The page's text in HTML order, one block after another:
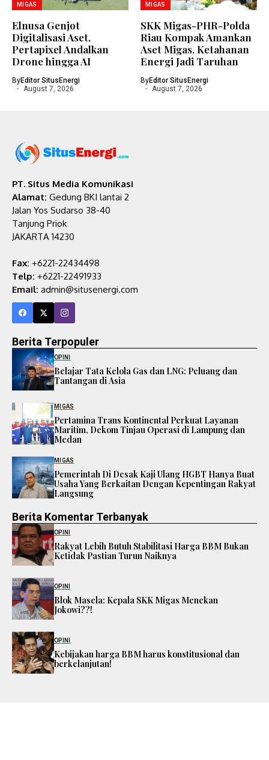
MIGAS
Elnusa Genjot
Digitalisasi Aset,
Pertapixel Andalkan
Drone hingga AI
ByEditor SitusEnergi
August 7, 2026
MIGAS
SKK Migas-PHR-Polda
Riau Kompak Amankan
Aset Migas, Ketahanan
Energi Jadi Taruhan
ByEditor SitusEnergi
August 7, 2026
PT. Situs Media Komunikasi
Alamat: Gedung BKI lantai 2
Jalan Yos Sudarso 38-40
Tanjung Priok
JAKARTA 14230
Fax: +6221-22434498
Telp: +6221-22491933
Email: admin@situsenergi.com
Berita Terpopuler
OPINI
Belajar Tata Kelola Gas dan LNG: Peluang dan
Tantangan di Asia
MIGAS
Pertamina Trans Kontinental Perkuat Layanan
Maritim, Dekom Tinjau Operasi di Lampung dan
Medan
MIGAS
Pemerintah Di Desak Kaji Ulang HGBT Hanya Buat
Usaha Yang Berkaitan Dengan Kepentingan Rakyat
Langsung
Berita Komentar Terbanyak
OPINI
Rakyat Lebih Butuh Stabilitasi Harga BBM Bukan
Ketidak Pastian Turun Naiknya
OPINI
Blok Masela: Kepala SKK Migas Menekan
Jokowi??!
OPINI
Kebijakan harga BBM harus konstitusional dan
berkelanjutan!